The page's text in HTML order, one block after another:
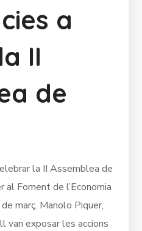
a
II
de
la II Assemblea de
al Foment de l’Economia
març. Manolo Piquer,
van exposar les accions